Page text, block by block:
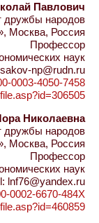
Павлович
дружбы народов
Москва, Россия
Профессор
наук
np@rudn.ru
0003-4050-7458
Николаевна
дружбы народов
Москва, Россия
Профессор
наук
lnf76@yandex.ru
0002-6670-484X